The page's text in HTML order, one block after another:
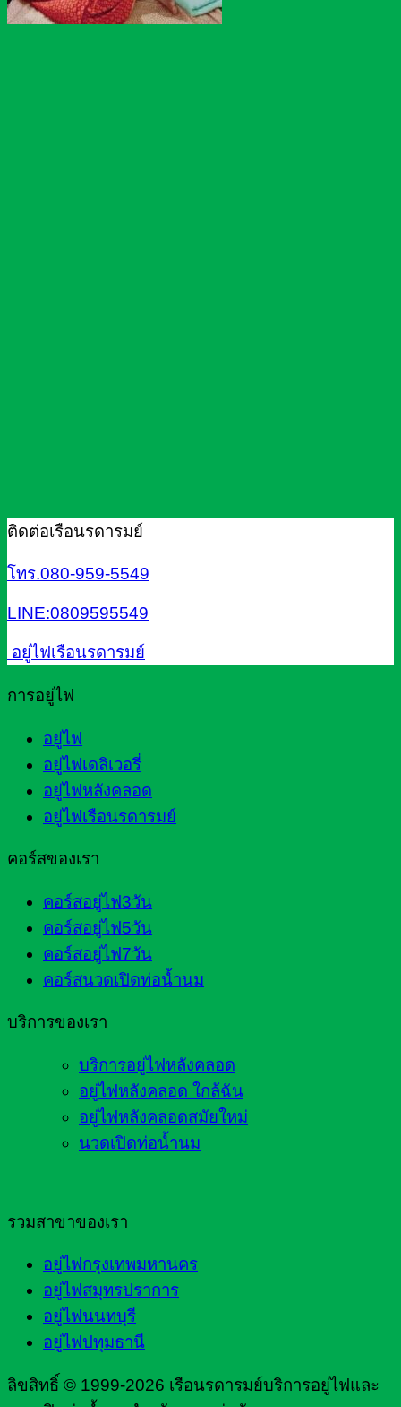
ติดต่อเรือนรดารมย์
โทร.080-959-5549
LINE:0809595549
อยู่ไฟเรือนรดารมย์
การอยู่ไฟ
อยู่ไฟ
อยู่ไฟเดลิเวอรี่
อยู่ไฟหลังคลอด
อยู่ไฟเรือนรดารมย์
คอร์สของเรา
คอร์สอยู่ไฟ3วัน
คอร์สอยู่ไฟ5วัน
คอร์สอยู่ไฟ7วัน
คอร์สนวดเปิดท่อน้ำนม
บริการของเรา
บริการอยู่ไฟหลังคลอด
อยู่ไฟหลังคลอด ใกล้ฉัน
อยู่ไฟหลังคลอดสมัยใหม่
นวดเปิดท่อน้ำนม
รวมสาขาของเรา
อยู่ไฟกรุงเทพมหานคร
อยู่ไฟสมุทรปราการ
อยู่ไฟนนทบุรี
อยู่ไฟปทุมธานี
ลิขสิทธิ์ © 1999-2026 เรือนรดารมย์บริการอยู่ไฟและ